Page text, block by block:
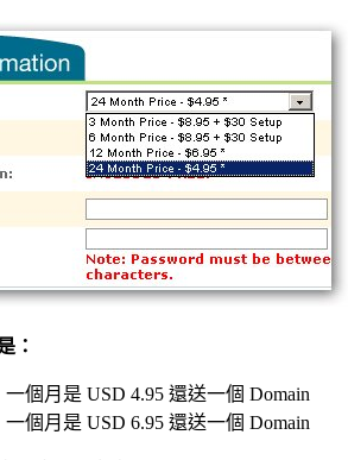
：
個月是 USD 4.95 還送一個 Domain
個月是 USD 6.95 還送一個 Domain